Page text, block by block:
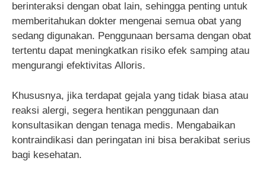
berinteraksi dengan obat lain, sehingga penting untuk
memberitahukan dokter mengenai semua obat yang
sedang digunakan. Penggunaan bersama dengan obat
tertentu dapat meningkatkan risiko efek samping atau
mengurangi efektivitas Alloris.
Khususnya, jika terdapat gejala yang tidak biasa atau
reaksi alergi, segera hentikan penggunaan dan
konsultasikan dengan tenaga medis. Mengabaikan
kontraindikasi dan peringatan ini bisa berakibat serius
bagi kesehatan.